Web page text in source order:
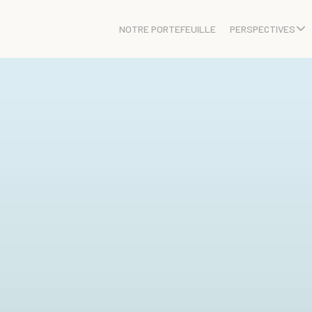
NOTRE PORTEFEUILLE PERSPECTIVES